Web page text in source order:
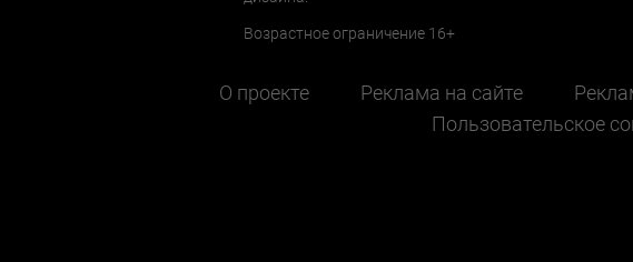
Возрастное ограничение 16+
О проекте Реклама на сайте
Пользовательское